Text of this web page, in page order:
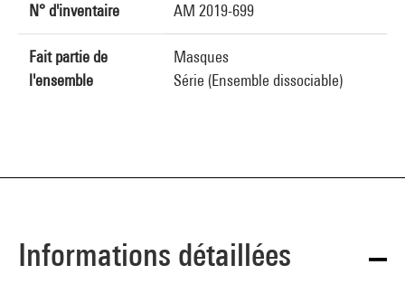
N° d'inventaire AM 2019-699
Fait partie de
l'ensemble
Masques
Série (Ensemble dissociable)
Informations détaillées